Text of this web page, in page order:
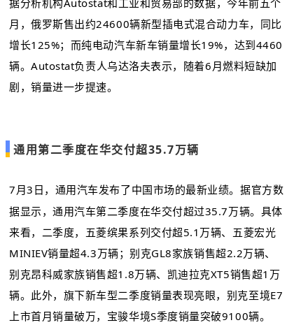
据分析机构Autostat和工业和贸易部的数据，今年前五个
月，俄罗斯售出约24600辆新型插电式混合动力车，同比
增长125%；而纯电动汽车新车销量增长19%，达到4460
辆。Autostat负责人乌达洛夫表示，随着6月燃料短缺加
剧，销量进一步提速。
通用第二季度在华交付超35.7万辆
7月3日，通用汽车发布了中国市场的最新业绩。据官方数
据显示，通用汽车第二季度在华交付超过35.7万辆。具体
来看，二季度，五菱缤果系列交付超5.1万辆、五菱宏光
MINIEV销量超4.3万辆；别克GL8家族销售超2.2万辆、
别克昂科威家族销售超1.8万辆、凯迪拉克XT5销售超1万
辆。此外，旗下新车型二季度销量表现亮眼，别克至境E7
上市首月销量破万，宝骏华境S季度销量突破9100辆。